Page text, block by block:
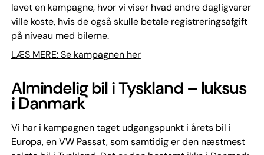
lavet en kampagne, hvor vi viser hvad andre dagligvarer
ville koste, hvis de også skulle betale registreringsafgift
på niveau med bilerne.
LÆS MERE: Se kampagnen her
Almindelig bil i Tyskland – luksus
i Danmark
Vi har i kampagnen taget udgangspunkt i årets bil i
Europa, en VW Passat, som samtidig er den næstmest